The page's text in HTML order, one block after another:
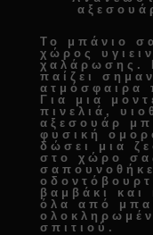
Το μπάνιο
χώρος
χαλάρωσης.
παίζει
ατμόσφαιρα
Για μια
πινελιά,
αξεσουάρ
φυσική
δώσει μια
στο χώρο
βαμβάκι και
όλα από
σπιτιού .